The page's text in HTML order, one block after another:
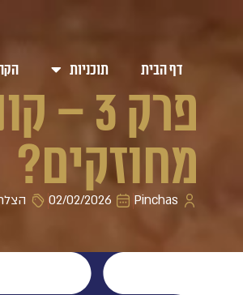
דף הבית תוכניות
פרק
מחוזקים?
Pinchas
02/02/2026